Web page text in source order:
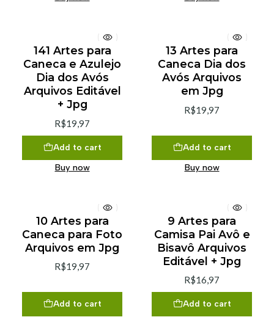
141 Artes para
Caneca e Azulejo
Dia dos Avós
Arquivos Editável
+ Jpg
R$19,97
Add to cart
Buy now
13 Artes para
Caneca Dia dos
Avós Arquivos
em Jpg
R$19,97
Add to cart
Buy now
10 Artes para
Caneca para Foto
Arquivos em Jpg
R$19,97
Add to cart
9 Artes para
Camisa Pai Avô e
Bisavô Arquivos
Editável + Jpg
R$16,97
Add to cart